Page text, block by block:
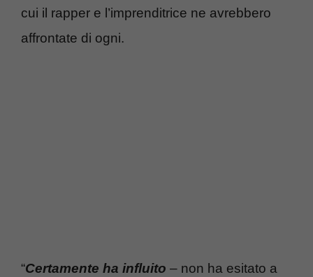
cui il rapper e l’imprenditrice ne avrebbero
affrontate di ogni.
“Certamente ha influito – non ha esitato a